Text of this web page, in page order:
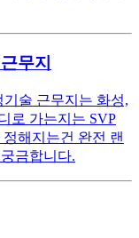
무지
술 근무지는 화성,
로 가는지는 SVP
해지는건 완전 랜
금합니다.